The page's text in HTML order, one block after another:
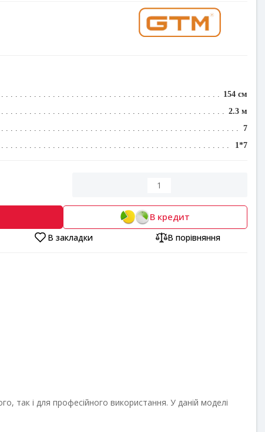
154 см
2.3 м
7
1*7
В кредит
В закладки В порівняння
так і для професійного використання. У даній моделі